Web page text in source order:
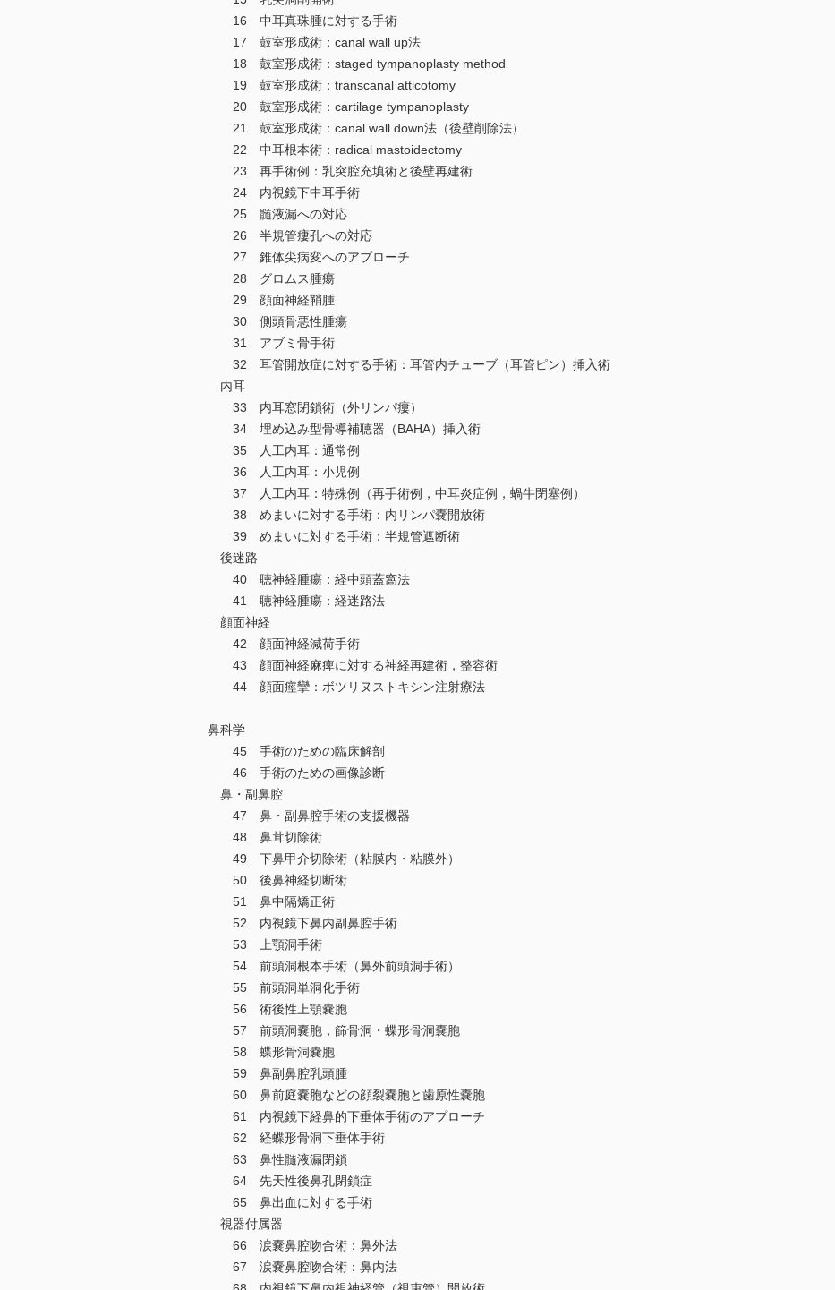
16 中耳真珠腫に対する手術
17 鼓室形成術：canal wall up法
18 鼓室形成術：staged tympanoplasty method
19 鼓室形成術：transcanal atticotomy
20 鼓室形成術：cartilage tympanoplasty
21 鼓室形成術：canal wall down法（後壁削除法）
22 中耳根本術：radical mastoidectomy
23 再手術例：乳突腔充填術と後壁再建術
24 内視鏡下中耳手術
25 髄液漏への対応
26 半規管瘻孔への対応
27 錐体尖病変へのアプローチ
28 グロムス腫瘍
29 顔面神経鞘腫
30 側頭骨悪性腫瘍
31 アブミ骨手術
32 耳管開放症に対する手術：耳管内チューブ（耳管ピン）挿入術
内耳
33 内耳窓閉鎖術（外リンパ瘻）
34 埋め込み型骨導補聴器（BAHA）挿入術
35 人工内耳：通常例
36 人工内耳：小児例
37 人工内耳：特殊例（再手術例，中耳炎症例，蝸牛閉塞例）
38 めまいに対する手術：内リンパ嚢開放術
39 めまいに対する手術：半規管遮断術
後迷路
40 聴神経腫瘍：経中頭蓋窩法
41 聴神経腫瘍：経迷路法
顔面神経
42 顔面神経減荷手術
43 顔面神経麻痺に対する神経再建術，整容術
44 顔面痙攣：ボツリヌストキシン注射療法
鼻科学
45 手術のための臨床解剖
46 手術のための画像診断
鼻・副鼻腔
47 鼻・副鼻腔手術の支援機器
48 鼻茸切除術
49 下鼻甲介切除術（粘膜内・粘膜外）
50 後鼻神経切断術
51 鼻中隔矯正術
52 内視鏡下鼻内副鼻腔手術
53 上顎洞手術
54 前頭洞根本手術（鼻外前頭洞手術）
55 前頭洞単洞化手術
56 術後性上顎嚢胞
57 前頭洞嚢胞，篩骨洞・蝶形骨洞嚢胞
58 蝶形骨洞嚢胞
59 鼻副鼻腔乳頭腫
60 鼻前庭嚢胞などの顔裂嚢胞と歯原性嚢胞
61 内視鏡下経鼻的下垂体手術のアプローチ
62 経蝶形骨洞下垂体手術
63 鼻性髄液漏閉鎖
64 先天性後鼻孔閉鎖症
65 鼻出血に対する手術
視器付属器
66 涙嚢鼻腔吻合術：鼻外法
67 涙嚢鼻腔吻合術：鼻内法